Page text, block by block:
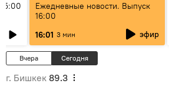
Ежедневные новости. Выпуск
16:00
16:01 3 мин эфир
Вчера Сегодня
г. Бишкек 89.3